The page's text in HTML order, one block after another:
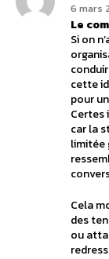
6 mars
Le
Si on
cette
pour
Certes
car la
limitée
Cela
des
ou